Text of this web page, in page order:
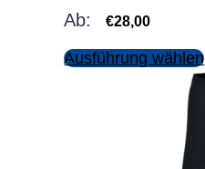
Ab: €28,00
Ausführung wählen